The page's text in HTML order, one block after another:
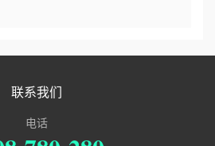
联系我们
电话